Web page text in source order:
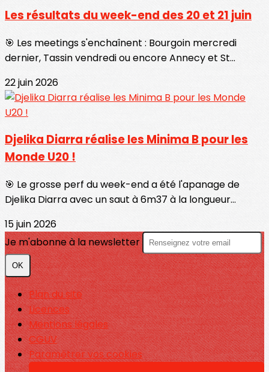
Les résultats du week-end des 20 et 21 juin
🎯 Les meetings s'enchaînent : Bourgoin mercredi
dernier, Tassin vendredi ou encore Annecy et St...
22 juin 2026
Djelika Diarra réalise les Minima B pour les
Monde U20 !
🎯 Le grosse perf du week-end a été l'apanage de
Djelika Diarra avec un saut à 6m37 à la longueur...
15 juin 2026
Je m'abonne à la newsletter
OK
Plan du site
Licences
Mentions légales
CGUV
Paramétrer vos cookies